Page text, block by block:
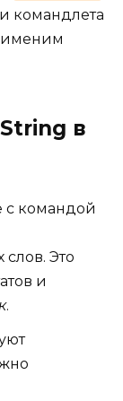
командлета
в
с командой
Это
и
.